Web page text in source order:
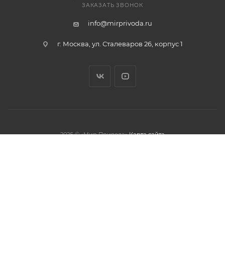
ЗАКАЗАТЬ ЗВОНОК
info@mirprivoda.ru
г. Москва, ул. Сталеваров 26, корпус 1
2026 © «Мир Привода» Карта сайта